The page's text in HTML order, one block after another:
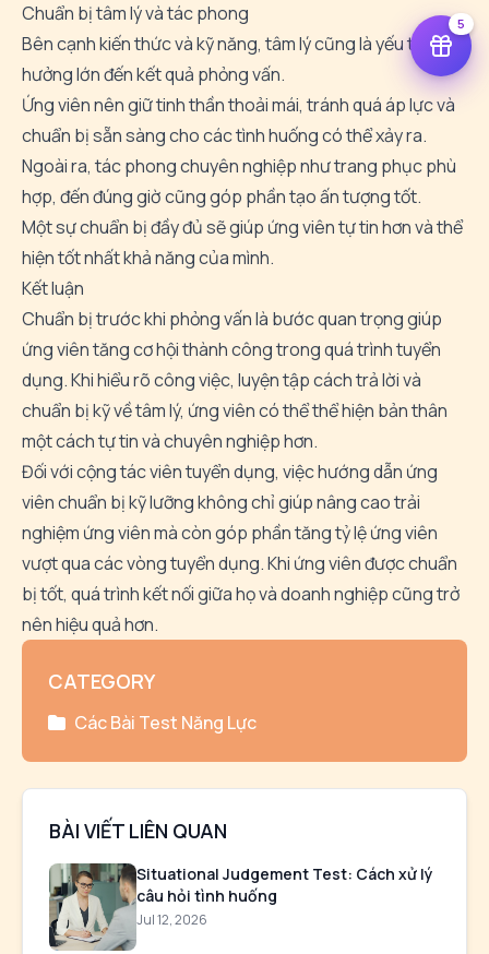
Chuẩn bị tâm lý và tác phong
Bên cạnh kiến thức và kỹ năng, tâm lý cũng là yếu tố ảnh
hưởng lớn đến kết quả phỏng vấn.
Ứng viên nên giữ tinh thần thoải mái, tránh quá áp lực và
chuẩn bị sẵn sàng cho các tình huống có thể xảy ra.
Ngoài ra, tác phong chuyên nghiệp như trang phục phù
hợp, đến đúng giờ cũng góp phần tạo ấn tượng tốt.
Một sự chuẩn bị đầy đủ sẽ giúp ứng viên tự tin hơn và thể
hiện tốt nhất khả năng của mình.
Kết luận
Chuẩn bị trước khi phỏng vấn là bước quan trọng giúp
ứng viên tăng cơ hội thành công trong quá trình tuyển
dụng. Khi hiểu rõ công việc, luyện tập cách trả lời và
chuẩn bị kỹ về tâm lý, ứng viên có thể thể hiện bản thân
một cách tự tin và chuyên nghiệp hơn.
Đối với cộng tác viên tuyển dụng, việc hướng dẫn ứng
viên chuẩn bị kỹ lưỡng không chỉ giúp nâng cao trải
nghiệm ứng viên mà còn góp phần tăng tỷ lệ ứng viên
vượt qua các vòng tuyển dụng. Khi ứng viên được chuẩn
bị tốt, quá trình kết nối giữa họ và doanh nghiệp cũng trở
nên hiệu quả hơn.
CATEGORY
Các Bài Test Năng Lực
BÀI VIẾT LIÊN QUAN
Situational Judgement Test: Cách xử lý
câu hỏi tình huống
Jul 12, 2026
5